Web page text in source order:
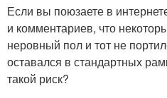
Если вы поюзаете в
и комментариев, что
неровный пол и тот не
оставался в стандартных
такой риск?